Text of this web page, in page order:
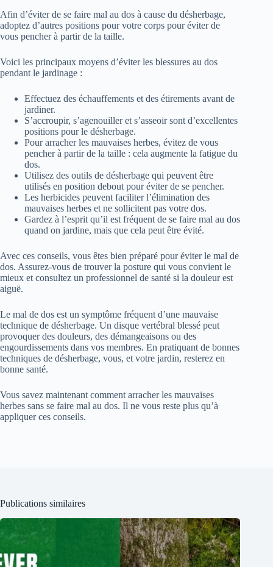
Afin d’éviter de se faire mal au dos à cause du désherbage,
adoptez d’autres positions pour votre corps pour éviter de
vous pencher à partir de la taille.
Voici les principaux moyens d’éviter les blessures au dos
pendant le jardinage :
Effectuez des échauffements et des étirements avant de
jardiner.
S’accroupir, s’agenouiller et s’asseoir sont d’excellentes
positions pour le désherbage.
Pour arracher les mauvaises herbes, évitez de vous
pencher à partir de la taille : cela augmente la fatigue du
dos.
Utilisez des outils de désherbage qui peuvent être
utilisés en position debout pour éviter de se pencher.
Les herbicides peuvent faciliter l’élimination des
mauvaises herbes et ne sollicitent pas votre dos.
Gardez à l’esprit qu’il est fréquent de se faire mal au dos
quand on jardine, mais que cela peut être évité.
Avec ces conseils, vous êtes bien préparé pour éviter le mal de
dos. Assurez-vous de trouver la posture qui vous convient le
mieux et consultez un professionnel de santé si la douleur est
aiguë.
Le mal de dos est un symptôme fréquent d’une mauvaise
technique de désherbage. Un disque vertébral blessé peut
provoquer des douleurs, des démangeaisons ou des
engourdissements dans vos membres. En pratiquant de bonnes
techniques de désherbage, vous, et votre jardin, resterez en
bonne santé.
Vous savez maintenant comment arracher les mauvaises
herbes sans se faire mal au dos. Il ne vous reste plus qu’à
appliquer ces conseils.
Publications similaires